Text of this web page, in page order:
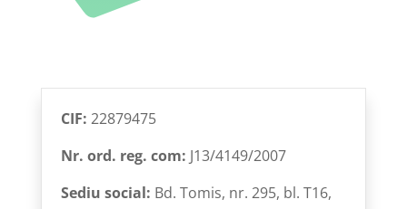
CIF: 22879475
Nr. ord. reg. com: J13/4149/2007
Sediu social: Bd. Tomis, nr. 295, bl. T16,